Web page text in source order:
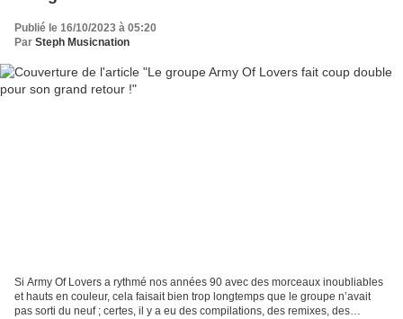
Publié le 16/10/2023 à 05:20
Par Steph Musicnation
Si Army Of Lovers a rythmé nos années 90 avec des morceaux inoubliables
et hauts en couleur, cela faisait bien trop longtemps que le groupe n’avait
pas sorti du neuf ; certes, il y a eu des compilations, des remixes, des